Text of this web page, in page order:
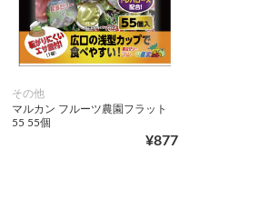
その他
マルカン フルーツ農園フラット
55 55個
¥877